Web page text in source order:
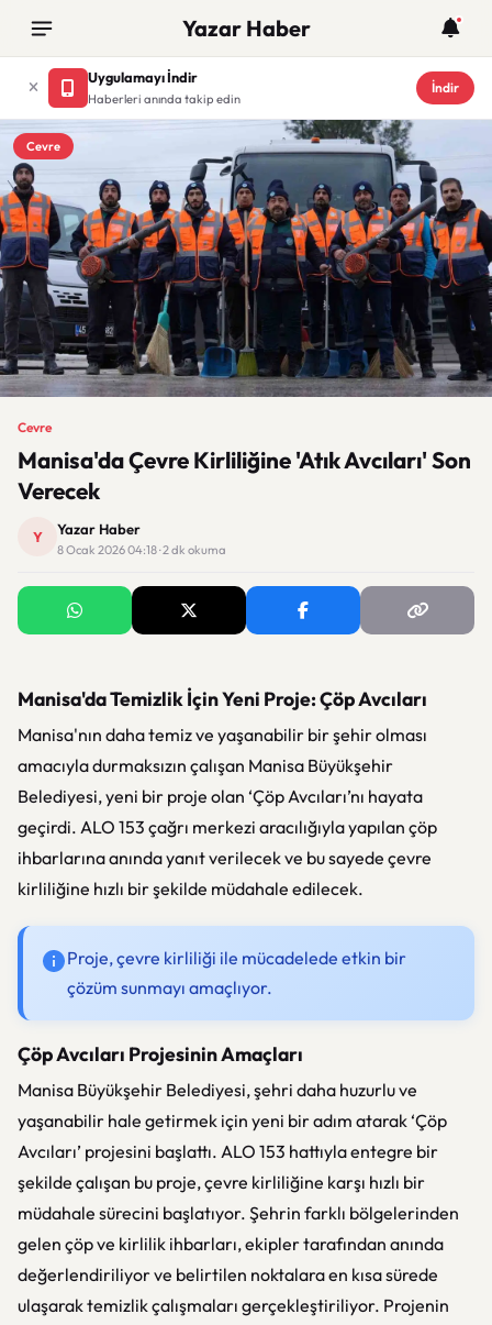
Yazar Haber
Uygulamayı İndir
Haberleri anında takip edin
İndir
Cevre
Cevre
Manisa'da Çevre Kirliliğine 'Atık Avcıları' Son
Verecek
Y Yazar Haber
8 Ocak 2026 04:18 · 2 dk okuma
Manisa'da Temizlik İçin Yeni Proje: Çöp Avcıları
Manisa'nın daha temiz ve yaşanabilir bir şehir olması
amacıyla durmaksızın çalışan Manisa Büyükşehir
Belediyesi, yeni bir proje olan ‘Çöp Avcıları’nı hayata
geçirdi. ALO 153 çağrı merkezi aracılığıyla yapılan çöp
ihbarlarına anında yanıt verilecek ve bu sayede çevre
kirliliğine hızlı bir şekilde müdahale edilecek.
Proje, çevre kirliliği ile mücadelede etkin bir
çözüm sunmayı amaçlıyor.
Çöp Avcıları Projesinin Amaçları
Manisa Büyükşehir Belediyesi, şehri daha huzurlu ve
yaşanabilir hale getirmek için yeni bir adım atarak ‘Çöp
Avcıları’ projesini başlattı. ALO 153 hattıyla entegre bir
şekilde çalışan bu proje, çevre kirliliğine karşı hızlı bir
müdahale sürecini başlatıyor. Şehrin farklı bölgelerinden
gelen çöp ve kirlilik ihbarları, ekipler tarafından anında
değerlendiriliyor ve belirtilen noktalara en kısa sürede
ulaşarak temizlik çalışmaları gerçekleştiriliyor. Projenin